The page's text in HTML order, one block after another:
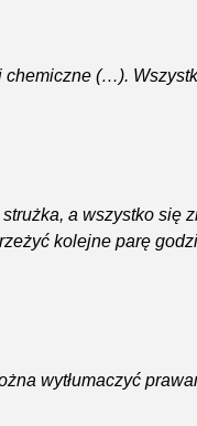
(…).
a wszystko się
kolejne parę
wytłumaczyć